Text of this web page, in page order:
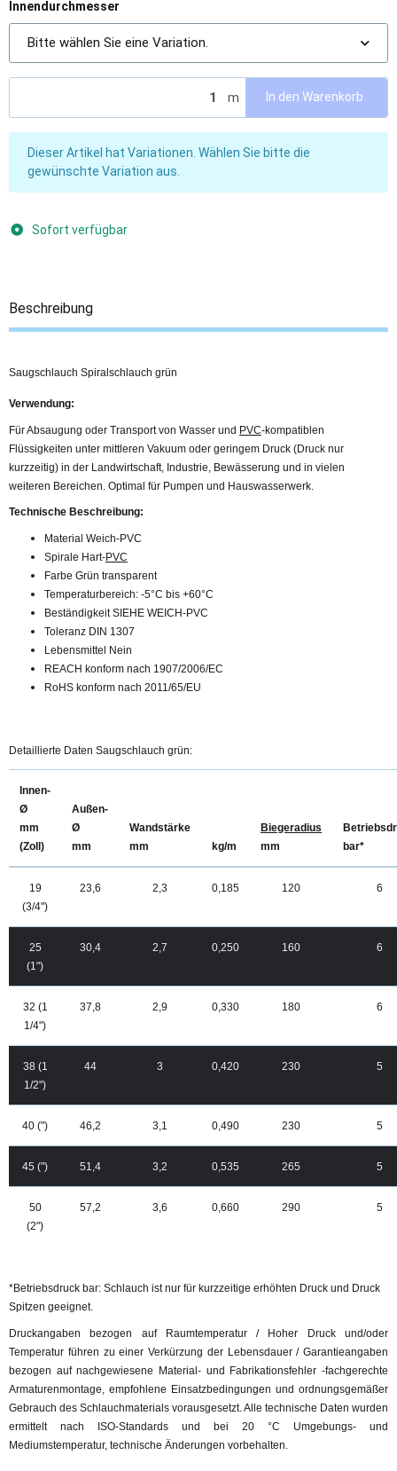
Innendurchmesser
Bitte wählen Sie eine Variation.
m In den Warenkorb
xDieser Artikel hat Variationen. Wählen Sie bitte die
gewünschte Variation aus.
Sofort verfügbar
Beschreibung
Saugschlauch Spiralschlauch grün
Verwendung:
Für Absaugung oder Transport von Wasser und PVC-kompatiblen
Flüssigkeiten unter mittleren Vakuum oder geringem Druck (Druck nur
kurzzeitig) in der Landwirtschaft, Industrie, Bewässerung und in vielen
weiteren Bereichen. Optimal für Pumpen und Hauswasserwerk.
Technische Beschreibung:
Material Weich-PVC
Spirale Hart-PVC
Farbe Grün transparent
Temperaturbereich: -5°C bis +60°C
Beständigkeit SIEHE WEICH-PVC
Toleranz DIN 1307
Lebensmittel Nein
REACH konform nach 1907/2006/EC
RoHS konform nach 2011/65/EU
Detaillierte Daten Saugschlauch grün:
Innen-
Ø
mm
(Zoll)
Außen-
Ø
mm
Wandstärke
mm
kg/m
Biegeradius
mm
bar*
19
(3/4")
23,6 2,3 0,185 120 6
25
(1")
30,4 2,7 0,250 160 6
32 (1
1/4")
37,8 2,9 0,330 180 6
38 (1
1/2")
44 3 0,420 230 5
40 (") 46,2 3,1 0,490 230 5
45 (") 51,4 3,2 0,535 265 5
50
(2")
57,2 3,6 0,660 290 5
*Betriebsdruck bar: Schlauch ist nur für kurzzeitige erhöhten Druck und Druck
Spitzen geeignet.
Druckangaben bezogen auf Raumtemperatur / Hoher Druck und/oder
Temperatur führen zu einer Verkürzung der Lebensdauer / Garantieangaben
bezogen auf nachgewiesene Material- und Fabrikationsfehler -fachgerechte
Armaturenmontage, empfohlene Einsatzbedingungen und ordnungsgemäßer
Gebrauch des Schlauchmaterials vorausgesetzt. Alle technische Daten wurden
ermittelt nach ISO-Standards und bei 20 °C Umgebungs- und
Mediumstemperatur, technische Änderungen vorbehalten.